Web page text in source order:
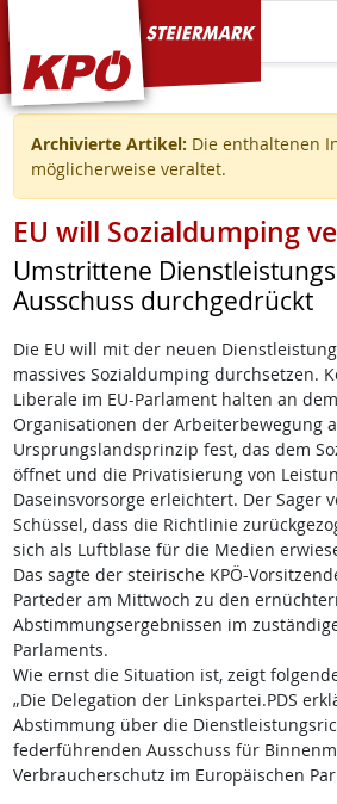
KPÖ Steiermark
Archivierte Artikel: Die enthaltenen
möglicherweise veraltet.
EU will Sozialdumping
Umstrittene
Ausschuss durchgedrückt
Die EU will mit der neuen
massives Sozialdumping durchsetzen.
Liberale im EU-Parlament halten an
Organisationen der Arbeiterbewegung
Ursprungslandsprinzip fest, das dem
öffnet und die Privatisierung von
Daseinsvorsorge erleichtert. Der Sager
Schüssel, dass die Richtlinie
sich als Luftblase für die Medien
Das sagte der steirische KPÖ-
Parteder am Mittwoch zu den
Abstimmungsergebnissen im
Parlaments.
Wie ernst die Situation ist, zeigt
„Die Delegation der Linkspartei.PDS
Abstimmung über die
federführenden Ausschuss für
Verbraucherschutz im Europäischen